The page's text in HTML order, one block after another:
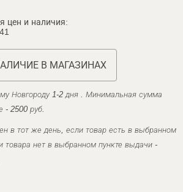
цен и наличия:
В МАГАЗИНАХ
Новгороду 1-2 дня . Минимальная сумма
- 2500 руб.
в тот же день, если товар есть в выбранном
товара нет в выбранном пункте выдачи -